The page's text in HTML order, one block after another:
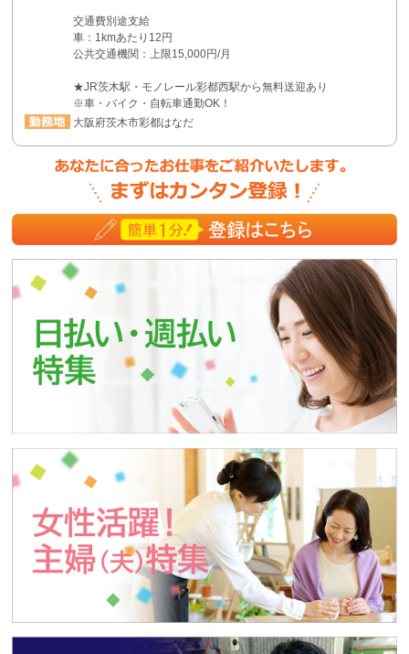
交通費別途支給
車：1kmあたり12円
公共交通機関：上限15,000円/月
★JR茨木駅・モノレール彩都西駅から無料送迎あり
※車・バイク・自転車通勤OK！
大阪府茨木市彩都はなだ